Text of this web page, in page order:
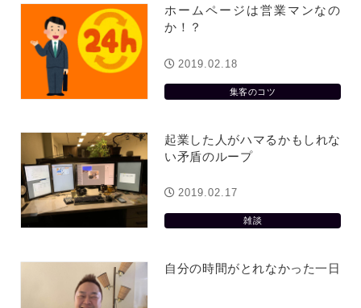
ホームページは営業マンなの
か！？
集客のコツ
2019.02.18
起業した人がハマるかもしれな
い矛盾のループ
雑談
2019.02.17
自分の時間がとれなかった一日